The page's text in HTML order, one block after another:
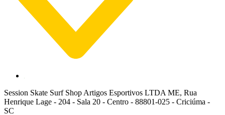
Session Skate Surf Shop Artigos Esportivos LTDA ME, Rua
Henrique Lage - 204 - Sala 20 - Centro - 88801-025 - Criciúma -
SC